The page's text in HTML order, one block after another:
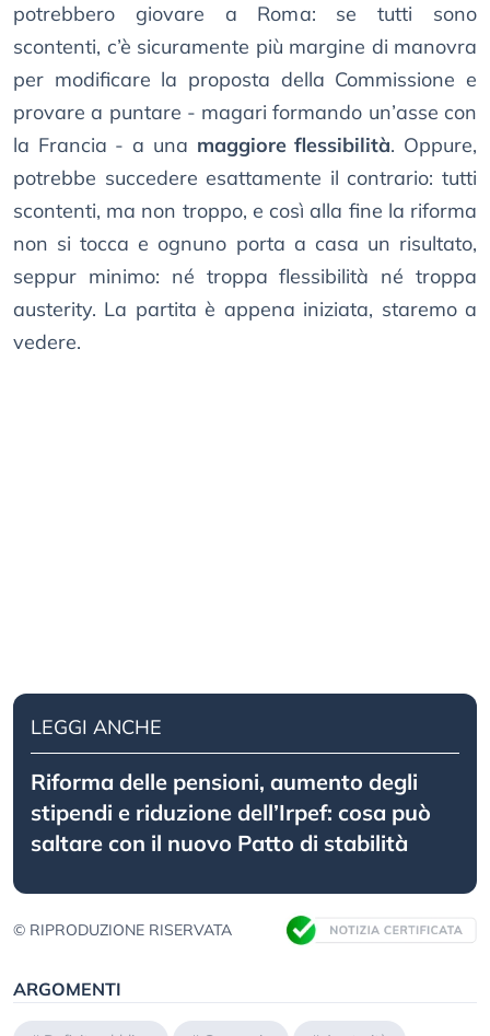
potrebbero giovare a Roma: se tutti sono
scontenti, c’è sicuramente più margine di manovra
per modificare la proposta della Commissione e
provare a puntare - magari formando un’asse con
la Francia - a una maggiore flessibilità. Oppure,
potrebbe succedere esattamente il contrario: tutti
scontenti, ma non troppo, e così alla fine la riforma
non si tocca e ognuno porta a casa un risultato,
seppur minimo: né troppa flessibilità né troppa
austerity. La partita è appena iniziata, staremo a
vedere.
LEGGI ANCHE
Riforma delle pensioni, aumento degli
stipendi e riduzione dell’Irpef: cosa può
saltare con il nuovo Patto di stabilità
© RIPRODUZIONE RISERVATA
ARGOMENTI